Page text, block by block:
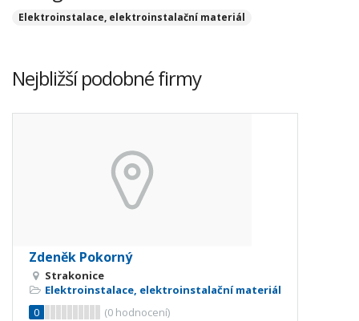
Elektroinstalace, elektroinstalační materiál
Nejbližší podobné firmy
Zdeněk Pokorný
Strakonice
Elektroinstalace, elektroinstalační materiál
0
(0 hodnocení)